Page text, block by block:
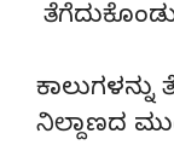
ಕಾಲುಗಳನ್ನು
ನಿಲ್ದಾಣದ